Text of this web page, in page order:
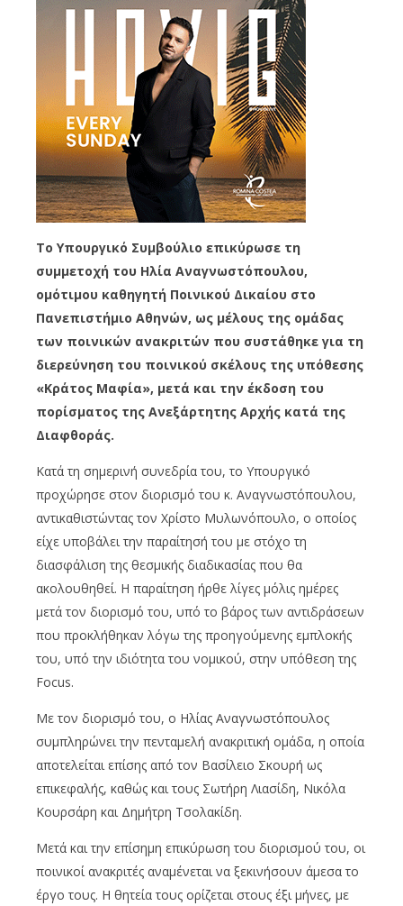
Το Υπουργικό Συμβούλιο επικύρωσε τη
συμμετοχή του Ηλία Αναγνωστόπουλου,
ομότιμου καθηγητή Ποινικού Δικαίου στο
Πανεπιστήμιο Αθηνών, ως μέλους της ομάδας
των ποινικών ανακριτών που συστάθηκε για τη
διερεύνηση του ποινικού σκέλους της υπόθεσης
«Κράτος Μαφία», μετά και την έκδοση του
πορίσματος της Ανεξάρτητης Αρχής κατά της
Διαφθοράς.
Κατά τη σημερινή συνεδρία του, το Υπουργικό
προχώρησε στον διορισμό του κ. Αναγνωστόπουλου,
αντικαθιστώντας τον Χρίστο Μυλωνόπουλο, ο οποίος
είχε υποβάλει την παραίτησή του με στόχο τη
διασφάλιση της θεσμικής διαδικασίας που θα
ακολουθηθεί. Η παραίτηση ήρθε λίγες μόλις ημέρες
μετά τον διορισμό του, υπό το βάρος των αντιδράσεων
που προκλήθηκαν λόγω της προηγούμενης εμπλοκής
του, υπό την ιδιότητα του νομικού, στην υπόθεση της
Focus.
Με τον διορισμό του, ο Ηλίας Αναγνωστόπουλος
συμπληρώνει την πενταμελή ανακριτική ομάδα, η οποία
αποτελείται επίσης από τον Βασίλειο Σκουρή ως
επικεφαλής, καθώς και τους Σωτήρη Λιασίδη, Νικόλα
Κουρσάρη και Δημήτρη Τσολακίδη.
Μετά και την επίσημη επικύρωση του διορισμού του, οι
ποινικοί ανακριτές αναμένεται να ξεκινήσουν άμεσα το
έργο τους. Η θητεία τους ορίζεται στους έξι μήνες, με